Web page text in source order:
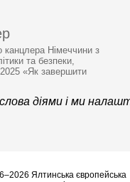
Німеччини з
та безпеки,
«Як завершити
діями і ми
Ялтинська європейська